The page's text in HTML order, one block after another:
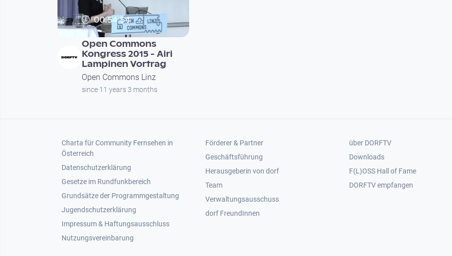
00:54:54
Open Commons
Kongress 2015 - Airi
Lampinen Vortrag
Open Commons Linz
since 11 years 3 months
Footer 1
Charta für Community Fernsehen in
Österreich
Datenschutzerklärung
Gesetze im Rundfunkbereich
Grundsätze der Programmgestaltung
Jugendschutzerklärung
Impressum & Haftungsausschluss
Nutzungsvereinbarung
Footer 2
Förderer & Partner
Geschäftsführung
Herausgeberin von dorf
Team
Verwaltungsausschuss
dorf FreundInnen
Footer 3
über DORFTV
Downloads
F(L)OSS Hall of Fame
Footer 4
DORFTV empfangen